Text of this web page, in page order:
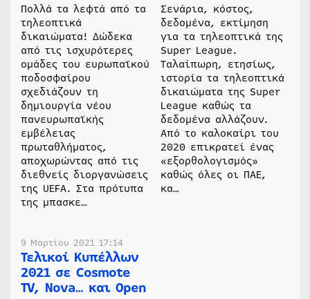
Πολλά τα λεφτά από τα
τηλεοπτικά
δικαιώματα! Δώδεκα
από τις ισχυρότερες
ομάδες του ευρωπαϊκού
ποδοσφαίρου
σχεδιάζουν τη
δημιουργία νέου
πανευρωπαϊκής
εμβέλειας
πρωταθλήματος,
αποχωρώντας από τις
διεθνείς διοργανώσεις
της UEFA. Στα πρότυπα
της μπασκε…
Σενάρια, κόστος,
δεδομένα, εκτίμηση
για τα τηλεοπτικά της
Super League.
Ταλαίπωρη, ετησίως,
ιστορία τα τηλεοπτικά
δικαιώματα της Super
League καθώς τα
δεδομένα αλλάζουν.
Από το καλοκαίρι του
2020 επικρατεί ένας
«εξορθολογισμός»
καθώς όλες οι ΠΑΕ,
κα…
9 Μαρτίου 2021 17:14
Τελικοί Κυπέλλων
2021 σε Cosmote
TV, Nova… και Οpen